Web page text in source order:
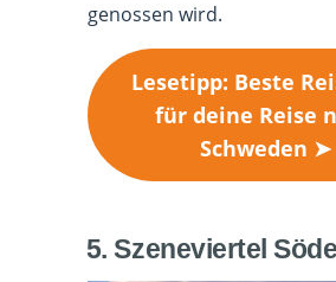
genossen wird.
Lesetipp: Beste
für deine Reise
Schweden ➤
5. Szeneviertel